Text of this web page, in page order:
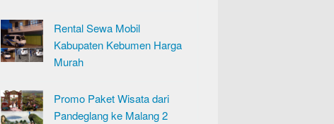
Rental Sewa Mobil
Kabupaten Kebumen Harga
Murah
Promo Paket Wisata dari
Pandeglang ke Malang 2